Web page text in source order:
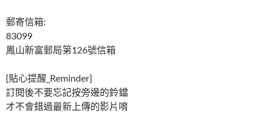
郵寄信箱:
83099
鳳山新富郵局第126號信箱
[貼心提醒_Reminder]
訂閱後不要忘記按旁邊的鈴鐺
才不會錯過最新上傳的影片唷